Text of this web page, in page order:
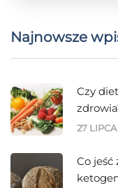
Najnowsze
Czy
27
Co